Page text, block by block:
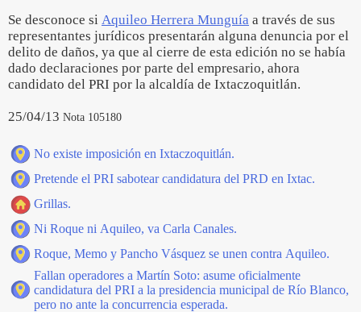
Se desconoce si Aquileo Herrera Munguía a través de sus
representantes jurídicos presentarán alguna denuncia por el
delito de daños, ya que al cierre de esta edición no se había
dado declaraciones por parte del empresario, ahora
candidato del PRI por la alcaldía de Ixtaczoquitlán.
25/04/13 Nota 105180
No existe imposición en Ixtaczoquitlán.
Pretende el PRI sabotear candidatura del PRD en Ixtac.
Grillas.
Ni Roque ni Aquileo, va Carla Canales.
Roque, Memo y Pancho Vásquez se unen contra Aquileo.
Fallan operadores a Martín Soto: asume oficialmente
candidatura del PRI a la presidencia municipal de Río Blanco,
pero no ante la concurrencia esperada.